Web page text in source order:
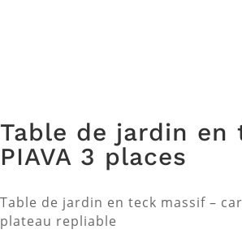
Table de jardin en
PIAVA 3 places
Table de jardin en teck massif –
plateau repliable